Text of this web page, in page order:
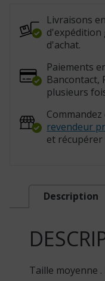
Livraisons
d'expédition
d'achat.
Paiements
Bancontact,
plusieurs
revendeur
et récupérer
Description
Taille moyenne .